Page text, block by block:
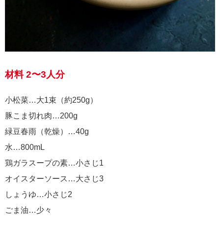
材料 2〜3人分
小松菜…大1束（約250g）
豚こま切れ肉…200g
緑豆春雨（乾燥）…40g
水…800mL
鶏ガラスープの素…小さじ1
オイスターソース…大さじ3
しょうゆ…小さじ2
ごま油…少々